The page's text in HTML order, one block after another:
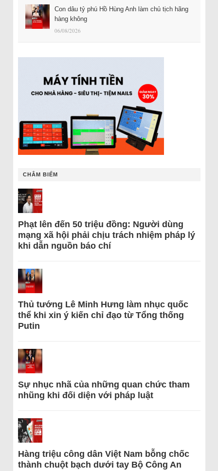
Con dâu tỷ phú Hồ Hùng Anh làm chủ tịch hãng
hàng không
06/08/2026
CHÂM BIẾM
Phạt lên đến 50 triệu đồng: Người dùng
mạng xã hội phải chịu trách nhiệm pháp lý
khi dẫn nguồn báo chí
Thủ tướng Lê Minh Hưng làm nhục quốc
thể khi xin ý kiến chỉ đạo từ Tổng thống
Putin
Sự nhục nhã của những quan chức tham
nhũng khi đối diện với pháp luật
Hàng triệu công dân Việt Nam bỗng chốc
thành chuột bạch dưới tay Bộ Công An